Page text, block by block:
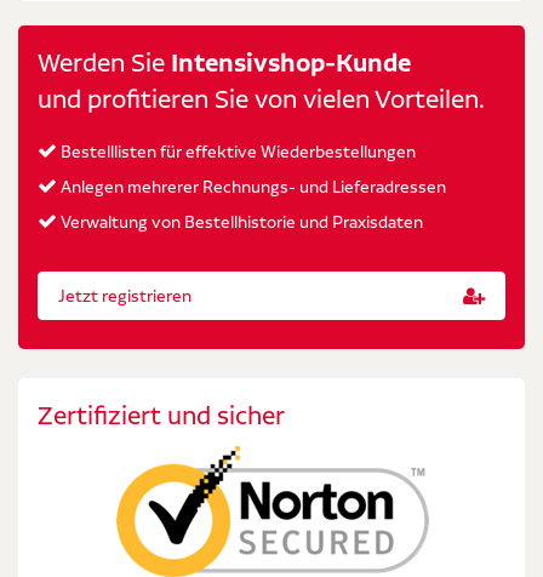
Werden Sie Intensivshop-Kunde
und profitieren Sie von vielen Vorteilen.
Bestelllisten für effektive Wiederbestellungen
Anlegen mehrerer Rechnungs- und Lieferadressen
Verwaltung von Bestellhistorie und Praxisdaten
Jetzt registrieren
Zertifiziert und sicher